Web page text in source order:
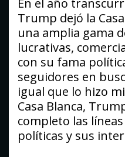
En el año
Trump dejó la
una amplia gama
lucrativas,
con su fama
seguidores en
igual que lo hizo
Casa Blanca,
completo las
políticas y sus